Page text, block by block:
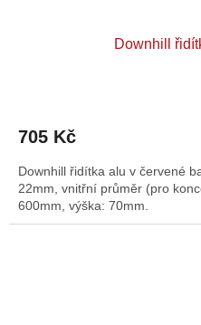
Downhill
705 Kč
Downhill řidítka alu v červené
22mm, vnitřní průměr (pro
600mm, výška: 70mm.